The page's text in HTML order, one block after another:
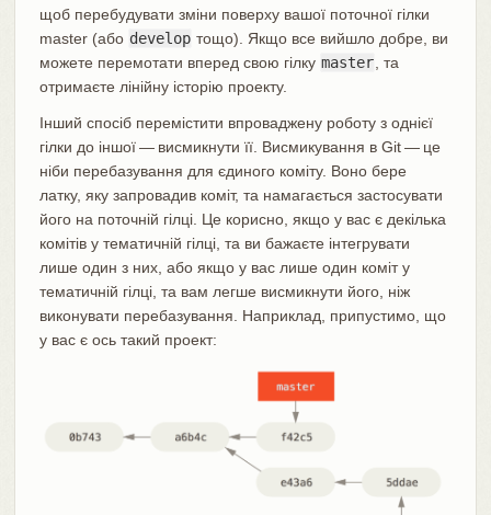
щоб перебудувати зміни поверху вашої поточної гілки
master (або develop тощо). Якщо все вийшло добре, ви
можете перемотати вперед свою гілку master , та
отримаєте лінійну історію проекту.
Інший спосіб перемістити впроваджену роботу з однієї
гілки до іншої — висмикнути її. Висмикування в Git — це
ніби перебазування для єдиного коміту. Воно бере
латку, яку запровадив коміт, та намагається застосувати
його на поточній гілці. Це корисно, якщо у вас є декілька
комітів у тематичній гілці, та ви бажаєте інтегрувати
лише один з них, або якщо у вас лише один коміт у
тематичній гілці, та вам легше висмикнути його, ніж
виконувати перебазування. Наприклад, припустимо, що
у вас є ось такий проект: